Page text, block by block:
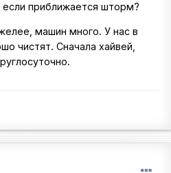
приближается шторм?
машин много. У нас в
чистят. Сначала хайвей,